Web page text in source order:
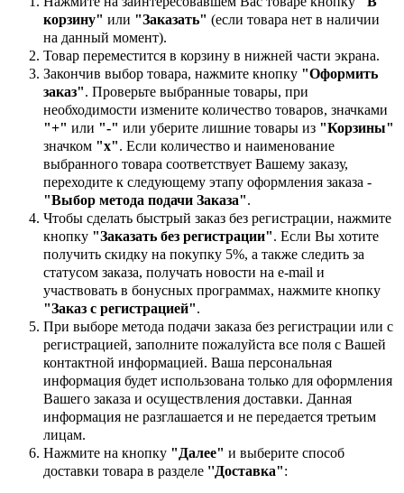
корзину" или "Заказать" (если товара нет в наличии
на данный момент).
Товар переместится в корзину в нижней части экрана.
Закончив выбор товара, нажмите кнопку "Оформить
заказ". Проверьте выбранные товары, при
необходимости измените количество товаров, значками
"+" или "-" или уберите лишние товары из "Корзины"
значком "х". Если количество и наименование
выбранного товара соответствует Вашему заказу,
переходите к следующему этапу оформления заказа -
"Выбор метода подачи Заказа".
Чтобы сделать быстрый заказ без регистрации, нажмите
кнопку "Заказать без регистрации". Если Вы хотите
получить скидку на покупку 5%, а также следить за
статусом заказа, получать новости на e-mail и
участвовать в бонусных программах, нажмите кнопку
"Заказ с регистрацией".
При выборе метода подачи заказа без регистрации или с
регистрацией, заполните пожалуйста все поля с Вашей
контактной информацией. Ваша персональная
информация будет использована только для оформления
Вашего заказа и осуществления доставки. Данная
информация не разглашается и не передается третьим
лицам.
Нажмите на кнопку "Далее" и выберите способ
доставки товара в разделе ''Доставка":